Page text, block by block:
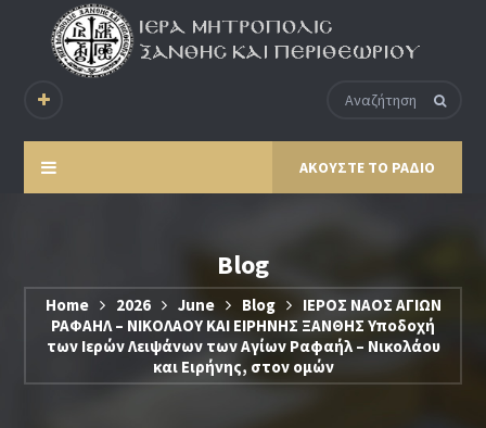
ΑΚΟΥΣΤΕ ΤΟ ΡΑΔΙΟ
Blog
Home 2026 June Blog
ΙΕΡΟΣ ΝΑΟΣ ΑΓΙΩΝ
ΡΑΦΑΗΛ – ΝΙΚΟΛΑΟΥ ΚΑΙ ΕΙΡΗΝΗΣ ΞΑΝΘΗΣ Υποδοχή
των Ιερών Λειψάνων των Αγίων Ραφαήλ – Νικολάου
και Ειρήνης, στον ομών